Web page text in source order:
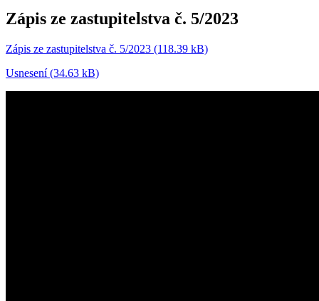
Zápis ze zastupitelstva č. 5/2023
Zápis ze zastupitelstva č. 5/2023 (118.39 kB)
Usnesení (34.63 kB)